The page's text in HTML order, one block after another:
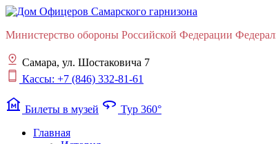
Министерство обороны Российской Федерации
Самара, ул. Шостаковича 7
Кассы: +7 (846) 332-81-61
museum Билеты в музей 360 Тур 360°
Главная